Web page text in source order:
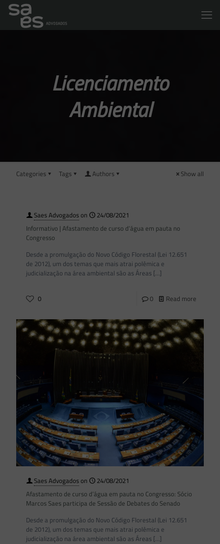
Licenciamento
Ambiental
Categories Tags Authors Show all
Saes Advogadoson
24/08/2021
Informativo | Afastamento de curso d’água em pauta no
Congresso
Desde a promulgação do Novo Código Florestal (Lei 12.651
de 2012), um dos temas que mais atrai polêmica e
judicialização na área ambiental são as Áreas […]
0 0 Read more
Saes Advogadoson
24/08/2021
Afastamento de curso d’água em pauta no Congresso: Sócio
Marcos Saes participa de Sessão de Debates do Senado
Desde a promulgação do Novo Código Florestal (Lei 12.651
de 2012), um dos temas que mais atrai polêmica e
judicialização na área ambiental são as Áreas […]